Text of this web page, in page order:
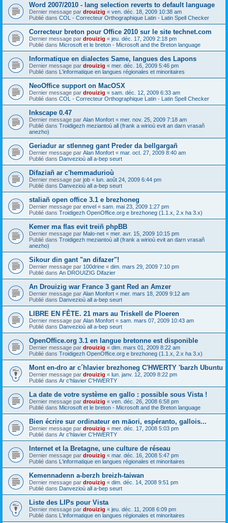
Word 2007/2010 - lang selection reverts to default language
Dernier message par drouizig « ven. déc. 18, 2009 10:38 am
Publié dans COL - Correcteur Orthographique Latin - Latin Spell Checker
Correcteur breton pour Office 2010 sur le site technet.com
Dernier message par drouizig « jeu. déc. 17, 2009 2:18 pm
Publié dans Microsoft et le breton - Microsoft and the Breton language
Informatique en dialectes Same, langues des Lapons
Dernier message par drouizig « mer. déc. 16, 2009 5:46 pm
Publié dans L'informatique en langues régionales et minoritaires
NeoOffice support on MacOSX
Dernier message par drouizig « sam. déc. 12, 2009 6:33 am
Publié dans COL - Correcteur Orthographique Latin - Latin Spell Checker
Inkscape 0.47
Dernier message par Alan Monfort « mer. nov. 25, 2009 7:18 am
Publié dans Troidigezh meziantoù all (frank a wirioù evit an darn vrasañ
anezho)
Geriadur ar stlenneg gant Preder da bellgargañ
Dernier message par Alan Monfort « mar. oct. 27, 2009 8:40 am
Publié dans Danvezioù all a-bep seurt
Difaziañ ar c'hemmadurioù
Dernier message par job « lun. août 24, 2009 6:44 pm
Publié dans Danvezioù all a-bep seurt
staliañ open office 3.1 e brezhoneg
Dernier message par envel « sam. mai 23, 2009 1:27 pm
Publié dans Troidigezh OpenOffice.org e brezhoneg (1.1.x, 2.x ha 3.x)
Kemer ma flas evit treiñ phpBB
Dernier message par Malo-net « mer. avr. 15, 2009 10:15 pm
Publié dans Troidigezh meziantoù all (frank a wirioù evit an darn vrasañ
anezho)
Sikour din gant "an difazer"!
Dernier message par 100drine « dim. mars 29, 2009 7:10 pm
Publié dans An DROUIZIG Difazier
An Drouizig war France 3 gant Red an Amzer
Dernier message par Alan Monfort « mer. mars 18, 2009 9:12 am
Publié dans Danvezioù all a-bep seurt
LIBRE EN FÊTE. 21 mars au Triskell de Ploeren
Dernier message par Alan Monfort « sam. mars 07, 2009 10:43 am
Publié dans Danvezioù all a-bep seurt
OpenOffice.org 3.1 en langue bretonne est disponible
Dernier message par drouizig « dim. mars 01, 2009 8:22 am
Publié dans Troidigezh OpenOffice.org e brezhoneg (1.1.x, 2.x ha 3.x)
Mont en-dro ar c´hlavier brezhoneg C'HWERTY 'barzh Ubuntu
Dernier message par drouizig « lun. janv. 12, 2009 8:22 pm
Publié dans Ar c'hlavier C'HWERTY
La date de votre système en gallo : possible sous Vista !
Dernier message par drouizig « ven. déc. 26, 2008 6:58 pm
Publié dans Microsoft et le breton - Microsoft and the Breton language
Bien écrire sur ordinateur en māori, espéranto, gallois...
Dernier message par drouizig « mer. déc. 17, 2008 5:03 pm
Publié dans Ar c'hlavier C'HWERTY
Internet et la Bretagne, une culture de réseau
Dernier message par drouizig « mar. déc. 16, 2008 5:47 pm
Publié dans L'informatique en langues régionales et minoritaires
Kemennadenn a-berzh breizh-taiwan
Dernier message par drouizig « dim. déc. 14, 2008 9:51 pm
Publié dans Danvezioù all a-bep seurt
Liste des LIPs pour Vista
Dernier message par drouizig « jeu. déc. 11, 2008 6:09 pm
Publié dans L'informatique en langues régionales et minoritaires